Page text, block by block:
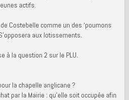
actifs.
Costebelle comme un des ‘poumons
aux lotissements.
à la question 2 sur le PLU.
la chapelle anglicane ?
par la Mairie : qu’elle soit occupée afin